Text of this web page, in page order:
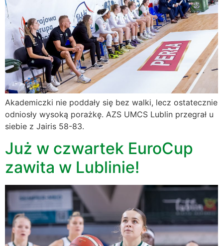
Akademiczki nie poddały się bez walki, lecz ostatecznie
odniosły wysoką porażkę. AZS UMCS Lublin przegrał u
siebie z Jairis 58-83.
Już w czwartek EuroCup
zawita w Lublinie!